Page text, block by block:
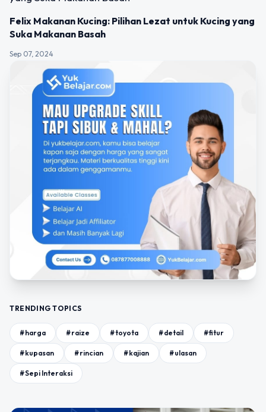
Felix Makanan Kucing: Pilihan Lezat untuk Kucing yang
Suka Makanan Basah
Sep 07, 2024
TRENDING TOPICS
#harga #raize #toyota #detail #fitur
#kupasan #rincian #kajian #ulasan
#Sepi Interaksi